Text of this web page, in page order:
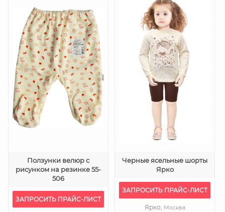
Ползунки велюр с
рисунком на резинке 55-
506
ЗАПРОСИТЬ ПРАЙС-ЛИСТ
Черные ясельные шорты
Ярко
ЗАПРОСИТЬ ПРАЙС-ЛИСТ
Ярко, Москва